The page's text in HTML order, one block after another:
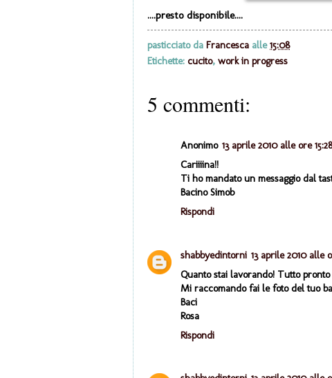
....presto disponibile....
pasticciato da Francesca alle15:08
Etichette: cucito, work in progress
5 commenti:
Anonimo 13 aprile 2010 alle ore 15:28
Cariiiina!!
Ti ho mandato un messaggio dal
Bacino Simob
Rispondi
shabbyedintorni 13 aprile 2010 alle
Quanto stai lavorando! Tutto
Mi raccomando fai le foto del tuo
Baci
Rosa
Rispondi